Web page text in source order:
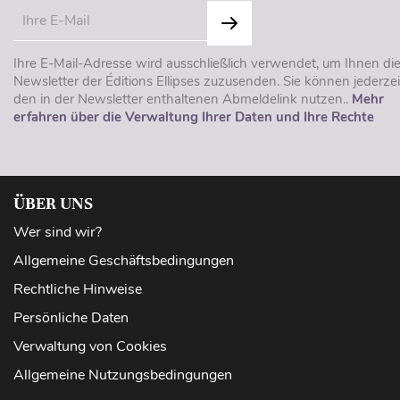
Ihre E-Mail-Adresse wird ausschließlich verwendet, um Ihnen die
Newsletter der Éditions Ellipses zuzusenden. Sie können
den in der Newsletter enthaltenen Abmeldelink nutzen.. Mehr
erfahren über die Verwaltung Ihrer Daten und Ihre Rechte
ÜBER UNS
Wer sind wir?
Allgemeine Geschäftsbedingungen
Rechtliche Hinweise
Persönliche Daten
Verwaltung von Cookies
Allgemeine Nutzungsbedingungen